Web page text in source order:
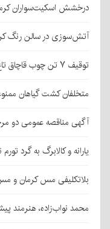
درخشش اسکیت‌سواران
آتش‌سوزی در سالن رنگ
توقیف ۷ تن چوب قاچاق تاغ در رفسنجان
متخلفان کشت گیاهان
آگهی مناقصه عمومی دو مرحله‌ای به
یارانه و کالابرگ به گرد
بلاتکلیفی مس کرمان و
محمد نواب‌زاده، هنرمند